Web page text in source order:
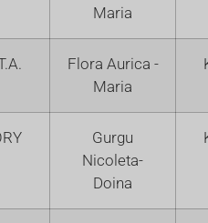
Maria
Flora Aurica -
Maria
Gurgu
Nicoleta-
Doina